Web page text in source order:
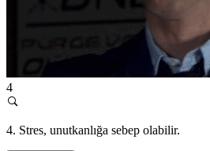
4
4. Stres, unutkanlığa sebep olabilir.